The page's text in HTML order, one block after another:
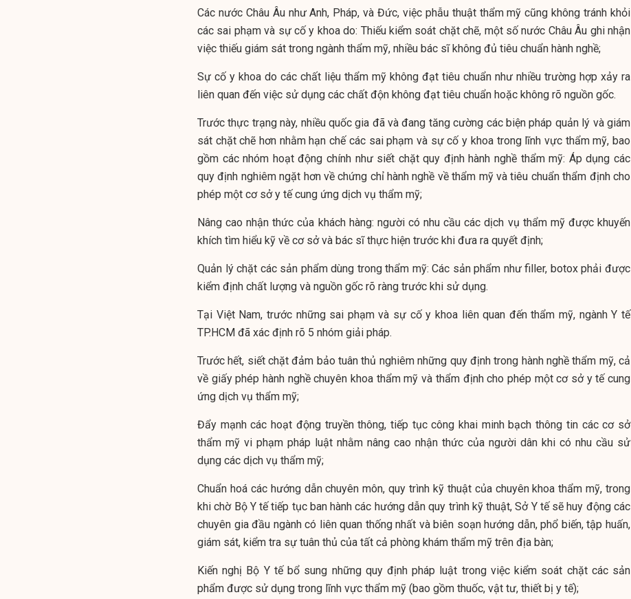
Các nước Châu Âu như Anh, Pháp, và Đức, việc phẫu thuật thẩm mỹ cũng không tránh khỏi
các sai phạm và sự cố y khoa do: Thiếu kiểm soát chặt chẽ, một số nước Châu Âu ghi nhận
việc thiếu giám sát trong ngành thẩm mỹ, nhiều bác sĩ không đủ tiêu chuẩn hành nghề;
Sự cố y khoa do các chất liệu thẩm mỹ không đạt tiêu chuẩn như nhiều trường hợp xảy ra
liên quan đến việc sử dụng các chất độn không đạt tiêu chuẩn hoặc không rõ nguồn gốc.
Trước thực trạng này, nhiều quốc gia đã và đang tăng cường các biện pháp quản lý và giám
sát chặt chẽ hơn nhằm hạn chế các sai phạm và sự cố y khoa trong lĩnh vực thẩm mỹ, bao
gồm các nhóm hoạt động chính như siết chặt quy định hành nghề thẩm mỹ: Áp dụng các
quy định nghiêm ngặt hơn về chứng chỉ hành nghề về thẩm mỹ và tiêu chuẩn thẩm định cho
phép một cơ sở y tế cung ứng dịch vụ thẩm mỹ;
Nâng cao nhận thức của khách hàng: người có nhu cầu các dịch vụ thẩm mỹ được khuyến
khích tìm hiểu kỹ về cơ sở và bác sĩ thực hiện trước khi đưa ra quyết định;
Quản lý chặt các sản phẩm dùng trong thẩm mỹ: Các sản phẩm như filler, botox phải được
kiểm định chất lượng và nguồn gốc rõ ràng trước khi sử dụng.
Tại Việt Nam, trước những sai phạm và sự cố y khoa liên quan đến thẩm mỹ, ngành Y tế
TP.HCM đã xác định rõ 5 nhóm giải pháp.
Trước hết, siết chặt đảm bảo tuân thủ nghiêm những quy định trong hành nghề thẩm mỹ, cả
về giấy phép hành nghề chuyên khoa thẩm mỹ và thẩm định cho phép một cơ sở y tế cung
ứng dịch vụ thẩm mỹ;
Đẩy mạnh các hoạt động truyền thông, tiếp tục công khai minh bạch thông tin các cơ sở
thẩm mỹ vi phạm pháp luật nhằm nâng cao nhận thức của người dân khi có nhu cầu sử
dụng các dịch vụ thẩm mỹ;
Chuẩn hoá các hướng dẫn chuyên môn, quy trình kỹ thuật của chuyên khoa thẩm mỹ, trong
khi chờ Bộ Y tế tiếp tục ban hành các hướng dẫn quy trình kỹ thuật, Sở Y tế sẽ huy động các
chuyên gia đầu ngành có liên quan thống nhất và biên soạn hướng dẫn, phổ biến, tập huấn,
giám sát, kiểm tra sự tuân thủ của tất cả phòng khám thẩm mỹ trên địa bàn;
Kiến nghị Bộ Y tế bổ sung những quy định pháp luật trong việc kiểm soát chặt các sản
phẩm được sử dụng trong lĩnh vực thẩm mỹ (bao gồm thuốc, vật tư, thiết bị y tế);